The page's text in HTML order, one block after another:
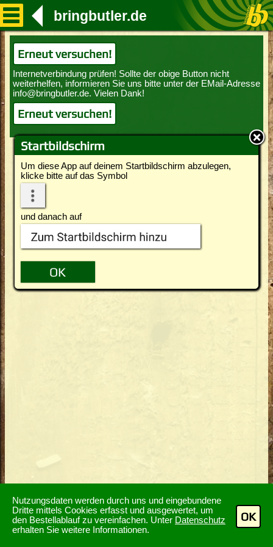
Nutzungsdaten werden durch uns und eingebundene
Dritte mittels Cookies erfasst und ausgewertet, um
den Bestellablauf zu vereinfachen. Unter Datenschutz
erhalten Sie weitere Informationen.
OK
Startbildschirm
Um diese App auf deinem Startbildschirm abzulegen,
klicke bitte auf das Symbol
und danach auf
bringbutler.de
Erneut versuchen!
Erneut versuchen!